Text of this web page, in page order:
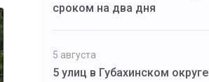
сроком на два дня
5 августа
5 улиц в Губахинском округе